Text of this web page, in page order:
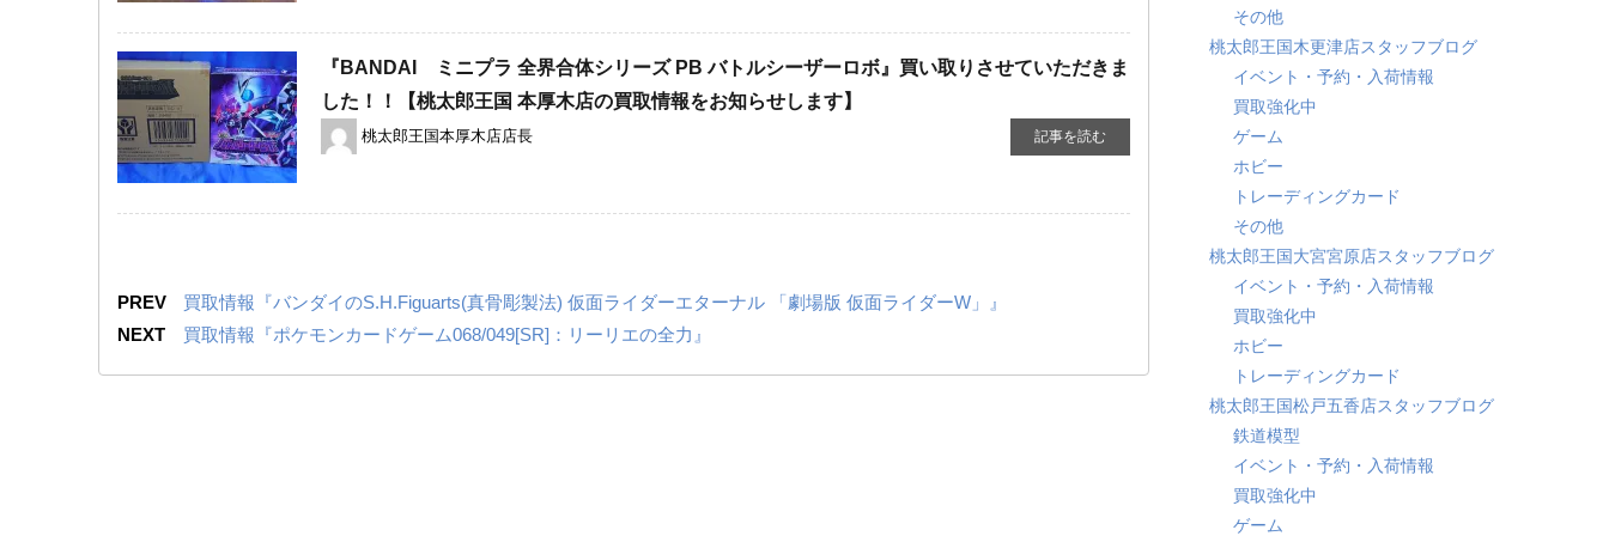
『BANDAI ミニプラ ​全界合体シリーズ ​PB ​バトルシーザーロボ』買い取りさせていただきま
した！！【桃太郎王国 本厚木店の買取情報をお知らせします】
桃太郎王国本厚木店店長 記事を読む
PREV
買取情報『バンダイのS.H.Figuarts(真骨彫製法) ​仮面ライダーエターナル ​「劇場版 ​仮面ライダーW」』
NEXT
買取情報『ポケモンカードゲーム068/049[SR]：リーリエの全力』
その他
桃太郎王国木更津店スタッフブログ
イベント・予約・入荷情報
買取強化中
ゲーム
ホビー
トレーディングカード
その他
桃太郎王国大宮宮原店スタッフブログ
イベント・予約・入荷情報
買取強化中
ホビー
トレーディングカード
桃太郎王国松戸五香店スタッフブログ
鉄道模型
イベント・予約・入荷情報
買取強化中
ゲーム